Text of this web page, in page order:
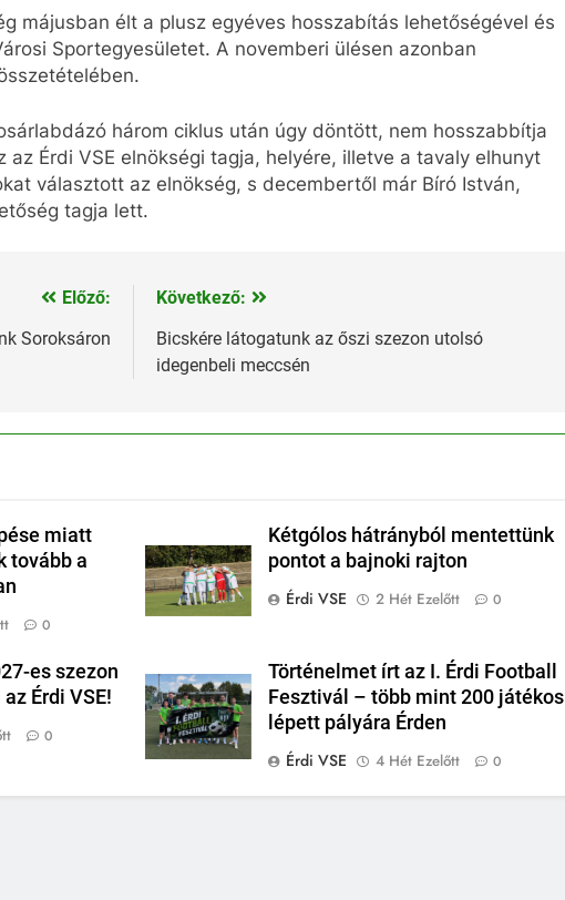
májusban élt a plusz egyéves hosszabítás lehetőségével és
Sportegyesületet. A novemberi ülésen azonban
három ciklus után úgy döntött, nem hosszabbítja
Érdi VSE elnökségi tagja, helyére, illetve a tavaly elhunyt
választott az elnökség, s decembertől már Bíró István,
tagja lett.
Előző:
Soroksáron
Következő:
Bicskére látogatunk az őszi szezon utolsó
idegenbeli meccsén
miatt
tovább a
0
Kétgólos hátrányból mentettünk
pontot a bajnoki rajton
Érdi VSE
2 Hét Ezelőtt 0
es szezon
Érdi VSE!
0
Történelmet írt az I. Érdi Football
Fesztivál – több mint 200 játékos
lépett pályára Érden
Érdi VSE
4 Hét Ezelőtt 0